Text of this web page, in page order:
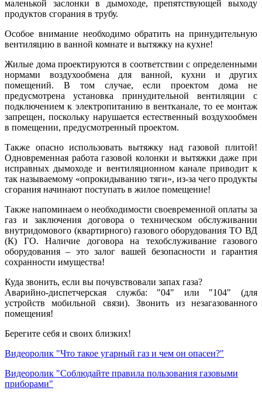
маленькой заслонки в дымоходе, препятствующей выходу
продуктов сгорания в трубу.
Особое внимание необходимо обратить на принудительную
вентиляцию в ванной комнате и вытяжку на кухне!
Жилые дома проектируются в соответствии с определенными
нормами воздухообмена для ванной, кухни и других
помещений. В том случае, если проектом дома не
предусмотрена установка принудительной вентиляции с
подключением к электропитанию в вентканале, то ее монтаж
запрещен, поскольку нарушается естественный воздухообмен
в помещении, предусмотренный проектом.
Также опасно использовать вытяжку над газовой плитой!
Одновременная работа газовой колонки и вытяжки даже при
исправных дымоходе и вентиляционном канале приводит к
так называемому «опрокидыванию тяги», из-за чего продукты
сгорания начинают поступать в жилое помещение!
Также напоминаем о необходимости своевременной оплаты за
газ и заключения договора о техническом обслуживании
внутридомового (квартирного) газового оборудования ТО ВД
(К) ГО. Наличие договора на техобслуживание газового
оборудования – это залог вашей безопасности и гарантия
сохранности имущества!
Куда звонить, если вы почувствовали запах газа?
Аварийно-диспетчерская служба: "04" или "104" (для
устройств мобильной связи). Звонить из незагазованного
помещения!
Берегите себя и своих близких!
Видеоролик "Что такое угарный газ и чем он опасен?"
Видеоролик "Соблюдайте правила пользования газовыми
приборами"